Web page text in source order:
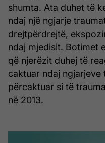
shumta. Ata duhet të
ndaj një ngjarje
drejtpërdrejtë,
ndaj mjedisit. Botimet
që njerëzit duhej të
caktuar ndaj
përcaktuar si të
në 2013.